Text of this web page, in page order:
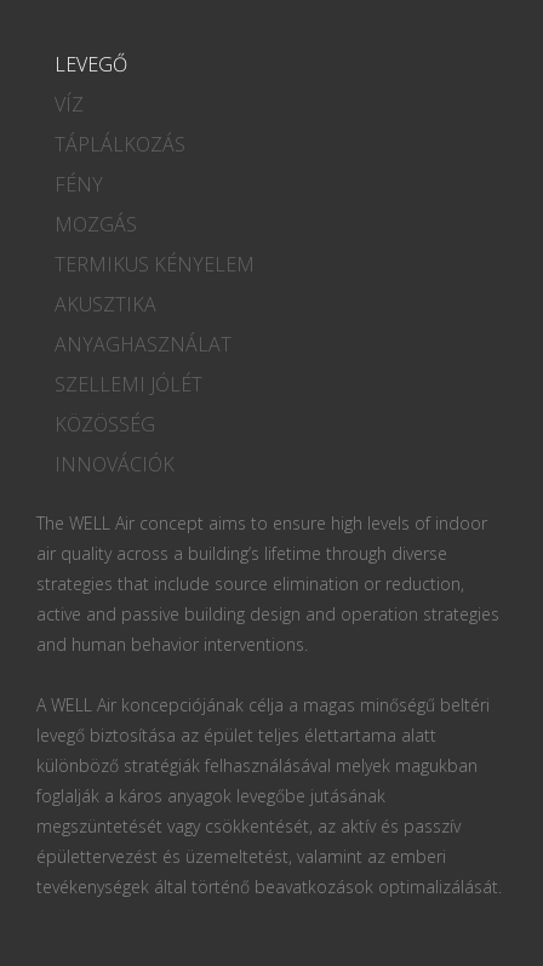
LEVEGŐ
VÍZ
TÁPLÁLKOZÁS
FÉNY
MOZGÁS
TERMIKUS KÉNYELEM
AKUSZTIKA
ANYAGHASZNÁLAT
SZELLEMI JÓLÉT
KÖZÖSSÉG
INNOVÁCIÓK
The WELL Air concept aims to ensure high levels of indoor
air quality across a building’s lifetime through diverse
strategies that include source elimination or reduction,
active and passive building design and operation strategies
and human behavior interventions.
A WELL Air koncepciójának célja a magas minőségű beltéri
levegő biztosítása az épület teljes élettartama alatt
különböző stratégiák felhasználásával melyek magukban
foglalják a káros anyagok levegőbe jutásának
megszüntetését vagy csökkentését, az aktív és passzív
épülettervezést és üzemeltetést, valamint az emberi
tevékenységek által történő beavatkozások optimalizálását.